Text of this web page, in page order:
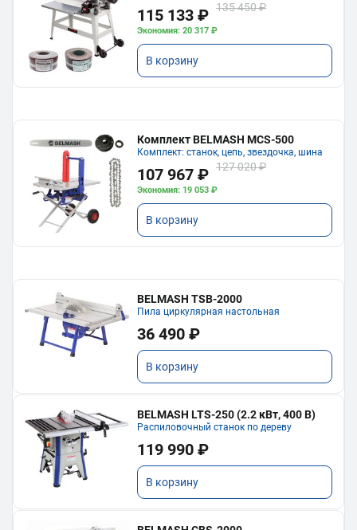
115 133 ₽ 135 450 ₽
Экономия: 20 317 ₽
В корзину
Комплект BELMASH MCS-500
Комплект: станок, цепь, звездочка, шина
107 967 ₽ 127 020 ₽
Экономия: 19 053 ₽
В корзину
BELMASH TSB-2000
Пила циркулярная настольная
36 490 ₽
В корзину
BELMASH LTS-250 (2.2 кВт, 400 В)
Распиловочный станок по дереву
119 990 ₽
В корзину